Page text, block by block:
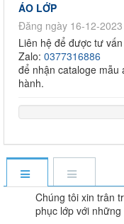
ÁO LỚP
Đăng ngày 16-12-
Liên hệ để được tư
Zalo: 0377316886
để nhận cataloge mẫu
hành.
Chúng tôi xin trân
phục lớp với